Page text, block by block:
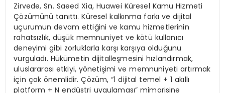
Zirvede, Sn. Saeed Xia, Huawei Küresel Kamu Hizmeti
Çözümünü tanıttı. Küresel kalkınma farkı ve dijital
uçurumun devam ettiğini ve kamu hizmetlerinin
rahatsızlık, düşük memnuniyet ve kötü kullanıcı
deneyimi gibi zorluklarla karşı karşıya olduğunu
vurguladı. Hükümetin dijitalleşmesini hızlandırmak,
uluslararası etkiyi, yönetişimi ve memnuniyeti artırmak
için çok önemlidir. Çözüm, “1 dijital temel + 1 akıllı
platform + N endüstri uygulaması” mimarisine